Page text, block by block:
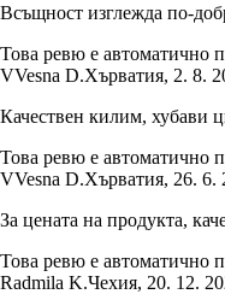
Всъщност изглежда по-
Това ревю е автоматично
VVesna D.Хърватия, 2. 8.
Качествен килим, хубави
Това ревю е автоматично
VVesna D.Хърватия, 26. 6.
За цената на продукта,
Това ревю е автоматично
Radmila K.Чехия, 20. 12.